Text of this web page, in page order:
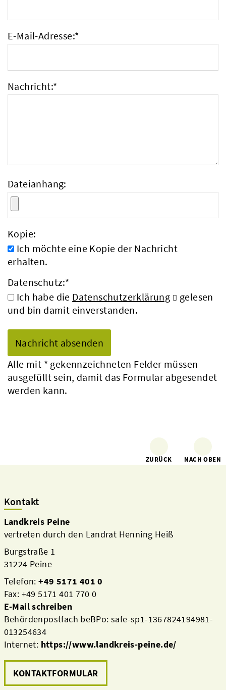
E-Mail-Adresse:*
Nachricht:*
Dateianhang:
Kopie:
Ich möchte eine Kopie der Nachricht
erhalten.
Datenschutz:*
Ich habe die Datenschutzerklärung
gelesen
und bin damit einverstanden.
Alle mit * gekennzeichneten Felder müssen
ausgefüllt sein, damit das Formular abgesendet
werden kann.
ZURÜCK NACH OBEN
Kontakt
Landkreis Peine
vertreten durch den Landrat Henning Heiß
Burgstraße 1
31224 Peine
Telefon:+49 5171 401 0
Fax: +49 5171 401 770 0
E-Mail schreiben
Behördenpostfach beBPo: safe-sp1-1367824194981-
013254634
Internet: https://www.landkreis-peine.de/
KONTAKTFORMULAR